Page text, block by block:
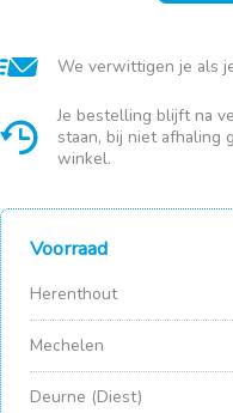
We verwittigen je als
Je bestelling blijft na
staan, bij niet afhaling
winkel.
Voorraad
Herenthout
Mechelen
Deurne (Diest)